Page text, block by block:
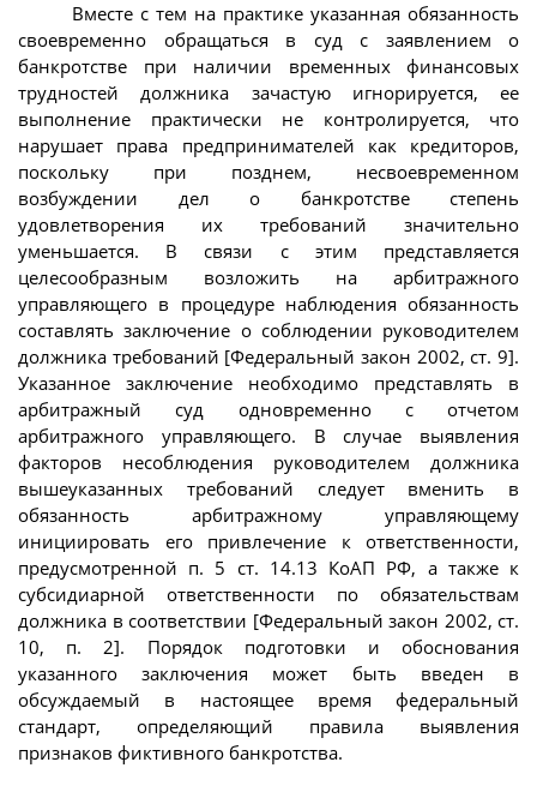
Вместе с тем на практике указанная обязанность
своевременно обращаться в суд с заявлением о
банкротстве при наличии временных финансовых
трудностей должника зачастую игнорируется, ее
выполнение практически не контролируется, что
нарушает права предпринимателей как кредиторов,
поскольку при позднем, несвоевременном
возбуждении дел о банкротстве степень
удовлетворения их требований значительно
уменьшается. В связи с этим представляется
целесообразным возложить на арбитражного
управляющего в процедуре наблюдения обязанность
составлять заключение о соблюдении руководителем
должника требований [Федеральный закон 2002, ст. 9].
Указанное заключение необходимо представлять в
арбитражный суд одновременно с отчетом
арбитражного управляющего. В случае выявления
факторов несоблюдения руководителем должника
вышеуказанных требований следует вменить в
обязанность арбитражному управляющему
инициировать его привлечение к ответственности,
предусмотренной п. 5 ст. 14.13 КоАП РФ, а также к
субсидиарной ответственности по обязательствам
должника в соответствии [Федеральный закон 2002, ст.
10, п. 2]. Порядок подготовки и обоснования
указанного заключения может быть введен в
обсуждаемый в настоящее время федеральный
стандарт, определяющий правила выявления
признаков фиктивного банкротства.